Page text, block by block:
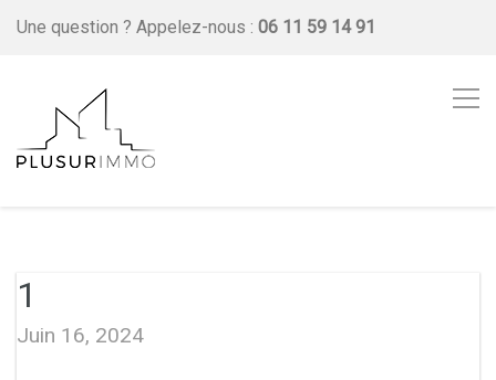
Une question ? Appelez-nous : 06 11 59 14 91
1
Juin 16, 2024